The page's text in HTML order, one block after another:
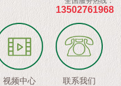
13502761968
视频中心 联系我们